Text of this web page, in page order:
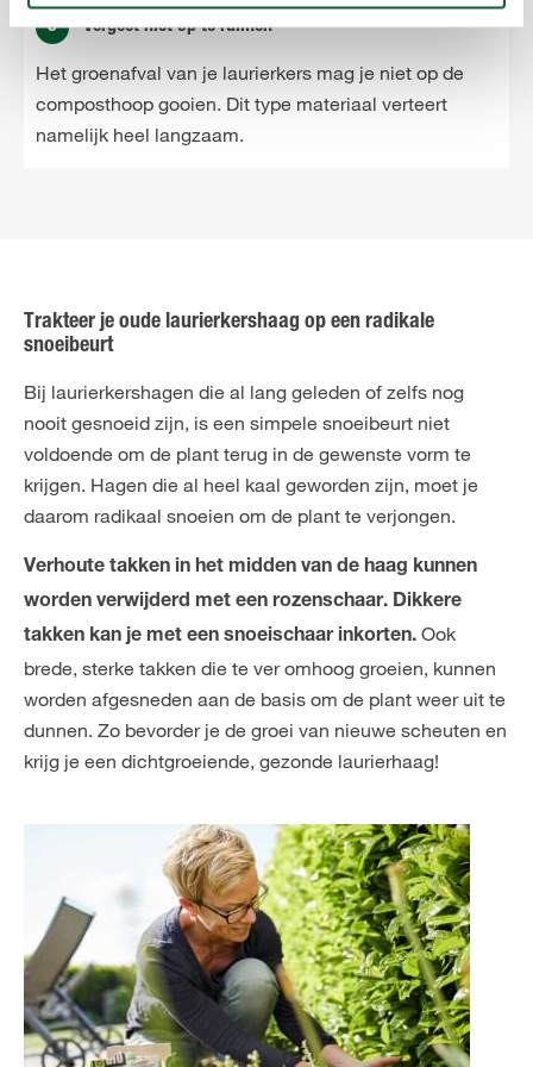
5 Vergeet niet op te ruimen
Het groenafval van je laurierkers mag je niet op de
composthoop gooien. Dit type materiaal verteert
namelijk heel langzaam.
Trakteer je oude laurierkershaag op een radikale
snoeibeurt
Bij laurierkershagen die al lang geleden of zelfs nog
nooit gesnoeid zijn, is een simpele snoeibeurt niet
voldoende om de plant terug in de gewenste vorm te
krijgen. Hagen die al heel kaal geworden zijn, moet je
daarom radikaal snoeien om de plant te verjongen.
Verhoute takken in het midden van de haag kunnen
worden verwijderd met een rozenschaar. Dikkere
takken kan je met een snoeischaar inkorten. Ook
brede, sterke takken die te ver omhoog groeien, kunnen
worden afgesneden aan de basis om de plant weer uit te
dunnen. Zo bevorder je de groei van nieuwe scheuten en
krijg je een dichtgroeiende, gezonde laurierhaag!